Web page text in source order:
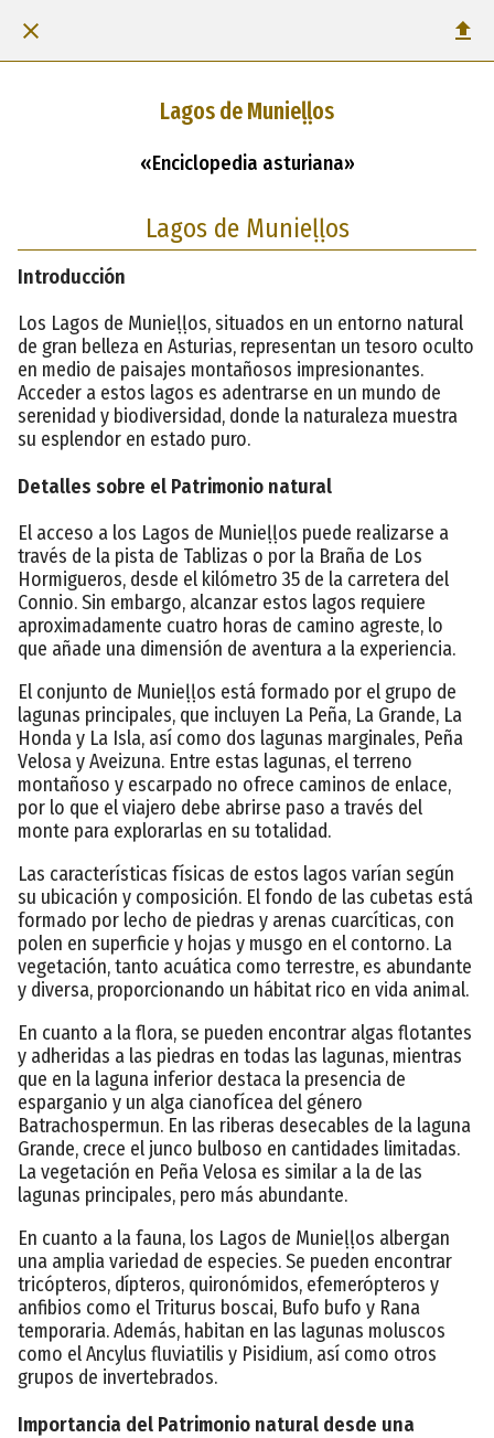
Lagos de Munieḷḷos
«Enciclopedia asturiana»
Lagos de Munieḷḷos
Introducción
Los Lagos de Munieḷḷos, situados en un entorno natural
de gran belleza en Asturias, representan un tesoro oculto
en medio de paisajes montañosos impresionantes.
Acceder a estos lagos es adentrarse en un mundo de
serenidad y biodiversidad, donde la naturaleza muestra
su esplendor en estado puro.
Detalles sobre el Patrimonio natural
El acceso a los Lagos de Munieḷḷos puede realizarse a
través de la pista de Tablizas o por la Braña de Los
Hormigueros, desde el kilómetro 35 de la carretera del
Connio. Sin embargo, alcanzar estos lagos requiere
aproximadamente cuatro horas de camino agreste, lo
que añade una dimensión de aventura a la experiencia.
El conjunto de Munieḷḷos está formado por el grupo de
lagunas principales, que incluyen La Peña, La Grande, La
Honda y La Isla, así como dos lagunas marginales, Peña
Velosa y Aveizuna. Entre estas lagunas, el terreno
montañoso y escarpado no ofrece caminos de enlace,
por lo que el viajero debe abrirse paso a través del
monte para explorarlas en su totalidad.
Las características físicas de estos lagos varían según
su ubicación y composición. El fondo de las cubetas está
formado por lecho de piedras y arenas cuarcíticas, con
polen en superficie y hojas y musgo en el contorno. La
vegetación, tanto acuática como terrestre, es abundante
y diversa, proporcionando un hábitat rico en vida animal.
En cuanto a la flora, se pueden encontrar algas flotantes
y adheridas a las piedras en todas las lagunas, mientras
que en la laguna inferior destaca la presencia de
esparganio y un alga cianofícea del género
Batrachospermun. En las riberas desecables de la laguna
Grande, crece el junco bulboso en cantidades limitadas.
La vegetación en Peña Velosa es similar a la de las
lagunas principales, pero más abundante.
En cuanto a la fauna, los Lagos de Munieḷḷos albergan
una amplia variedad de especies. Se pueden encontrar
tricópteros, dípteros, quironómidos, efemerópteros y
anfibios como el Triturus boscai, Bufo bufo y Rana
temporaria. Además, habitan en las lagunas moluscos
como el Ancylus fluviatilis y Pisidium, así como otros
grupos de invertebrados.
Importancia del Patrimonio natural desde una